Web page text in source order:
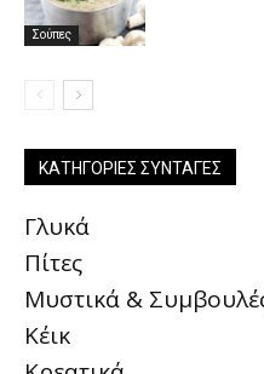
Σούπες
ΚΑΤΗΓΟΡΊΕΣ ΣΥΝΤΑΓΈΣ
Γλυκά
Πίτες
Μυστικά &
Κέικ